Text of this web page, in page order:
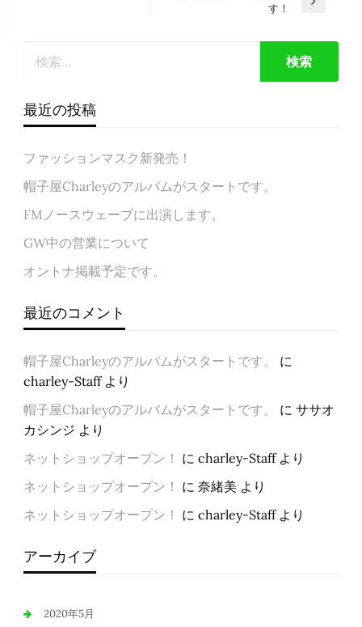
ゲ
シ
ョ
ン
す！
最近の投稿
ファッションマスク新発売！
帽子屋Charleyのアルバムがスタートです。
FMノースウェーブに出演します。
GW中の営業について
オントナ掲載予定です。
最近のコメント
帽子屋Charleyのアルバムがスタートです。
に
charley-Staffより
帽子屋Charleyのアルバムがスタートです。
に ササオ
カシンジ より
ネットショップオープン！ に charley-Staffより
ネットショップオープン！ に 奈緒美 より
ネットショップオープン！ に charley-Staffより
アーカイブ
2020年5月